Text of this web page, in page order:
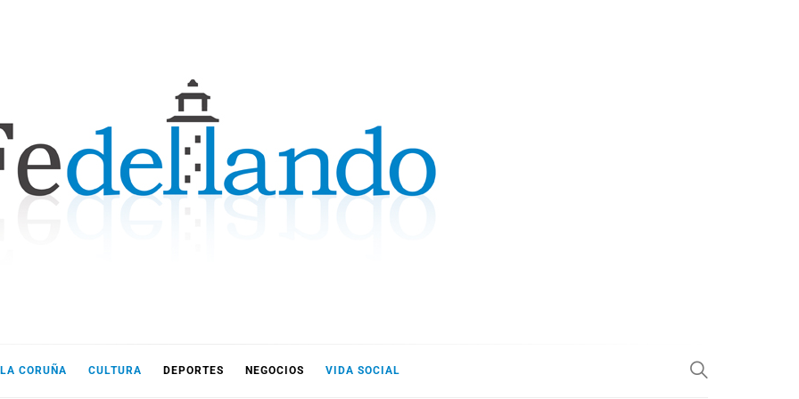
LA CORUÑA CULTURA DEPORTES NEGOCIOS VIDA SOCIAL